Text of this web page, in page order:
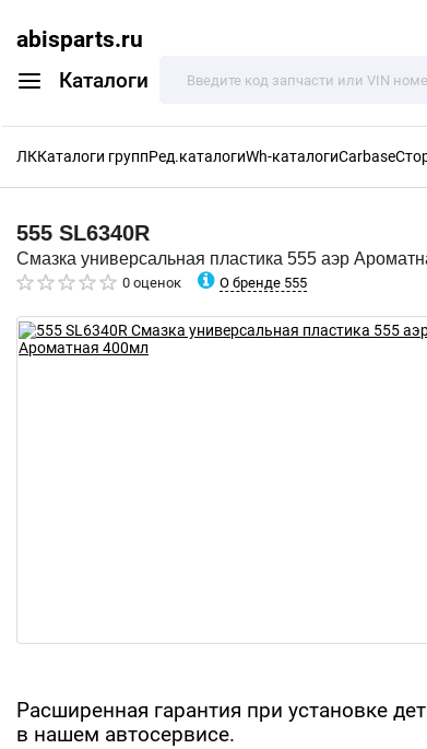
abisparts.ru
Каталоги
ЛККаталоги группРед.каталогиWh-каталогиCarbase
555 SL6340R
Смазка универсальная пластика 555 аэр
0 оценок О бренде 555
Расширенная гарантия при установке
в нашем автосервисе.